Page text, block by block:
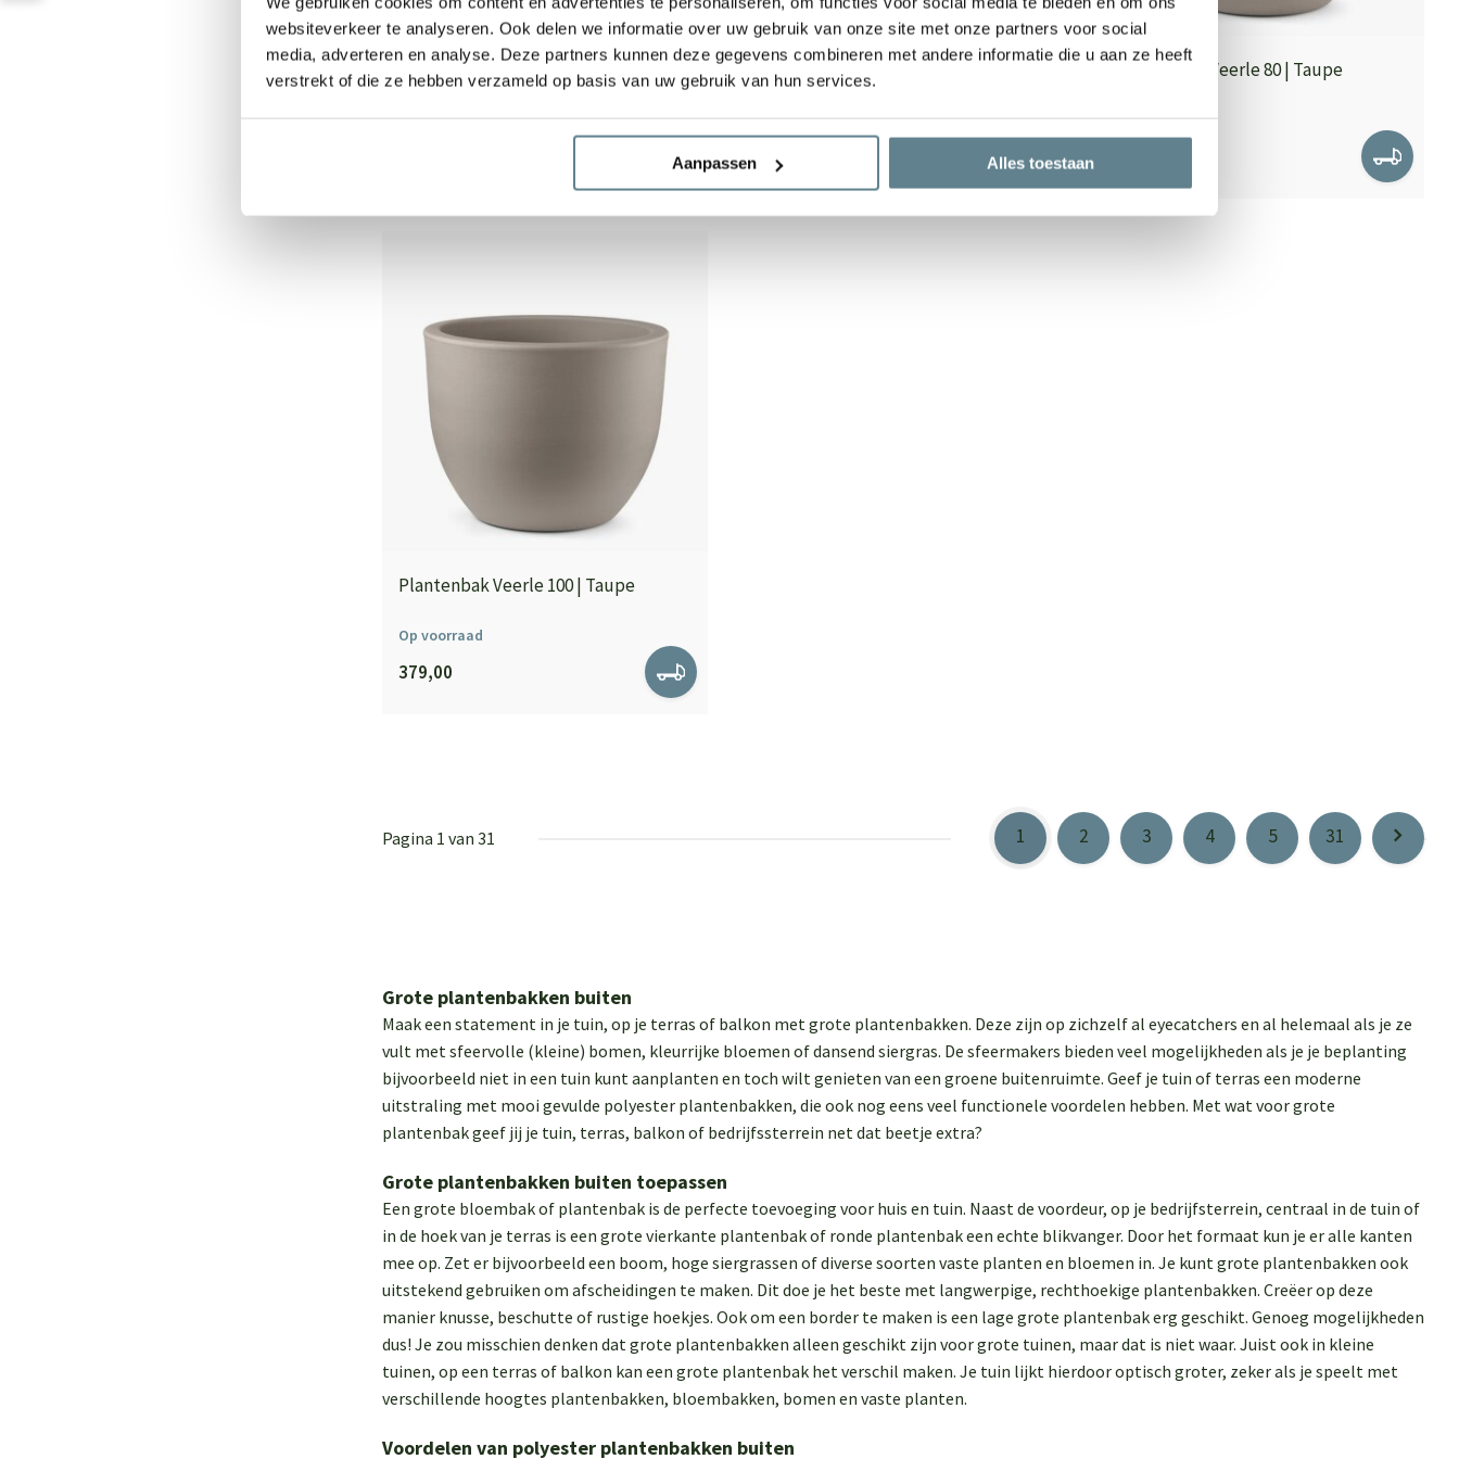
websiteverkeer te analyseren. Ook delen we informatie over uw gebruik van onze site met onze partners voor social
media, adverteren en analyse. Deze partners kunnen deze gegevens combineren met andere informatie die u aan ze heeft
verstrekt of die ze hebben verzameld op basis van uw gebruik van hun services.
Aanpassen Alles toestaan
Plantenbak Veerle 80 | Wit
Op voorraad
Plantenbak Veerle 100 | Wit
Op voorraad
379,00
Plantenbak Veerle 80 | Taupe
Op voorraad
Plantenbak Veerle 100 | Taupe
Op voorraad
379,00
Pagina 1 van 31 1 2 3 4 5 31
Grote plantenbakken buiten
Maak een statement in je tuin, op je terras of balkon met grote plantenbakken. Deze zijn op zichzelf al eyecatchers en al helemaal als je ze
vult met sfeervolle (kleine) bomen, kleurrijke bloemen of dansend siergras. De sfeermakers bieden veel mogelijkheden als je je beplanting
bijvoorbeeld niet in een tuin kunt aanplanten en toch wilt genieten van een groene buitenruimte. Geef je tuin of terras een moderne
uitstraling met mooi gevulde polyester plantenbakken, die ook nog eens veel functionele voordelen hebben. Met wat voor grote
plantenbak geef jij je tuin, terras, balkon of bedrijfssterrein net dat beetje extra?
Grote plantenbakken buiten toepassen
Een grote bloembak of plantenbak is de perfecte toevoeging voor huis en tuin. Naast de voordeur, op je bedrijfsterrein, centraal in de tuin of
in de hoek van je terras is een grote vierkante plantenbak of ronde plantenbak een echte blikvanger. Door het formaat kun je er alle kanten
mee op. Zet er bijvoorbeeld een boom, hoge siergrassen of diverse soorten vaste planten en bloemen in. Je kunt grote plantenbakken ook
uitstekend gebruiken om afscheidingen te maken. Dit doe je het beste met langwerpige, rechthoekige plantenbakken. Creëer op deze
manier knusse, beschutte of rustige hoekjes. Ook om een border te maken is een lage grote plantenbak erg geschikt. Genoeg mogelijkheden
dus! Je zou misschien denken dat grote plantenbakken alleen geschikt zijn voor grote tuinen, maar dat is niet waar. Juist ook in kleine
tuinen, op een terras of balkon kan een grote plantenbak het verschil maken. Je tuin lijkt hierdoor optisch groter, zeker als je speelt met
verschillende hoogtes plantenbakken, bloembakken, bomen en vaste planten.
Voordelen van polyester plantenbakken buiten